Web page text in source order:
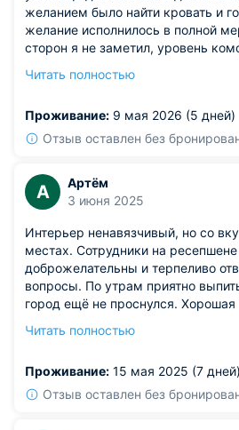
желанием было найти кровать и
желание исполнилось в полной
сторон я не заметил, уровень
необходимым для идеального
демонстрируя высочайшую
Читать полностью
Проживание: 9 мая 2026 (5 дней)
Отзыв оставлен без
А
Артём
3 июня 2025
Интерьер ненавязчивый, но со
местах. Сотрудники на ресепшене
доброжелательны и терпеливо
вопросы. По утрам приятно
город ещё не проснулся.
прогуливались по близлежащим
штору.
Читать полностью
Проживание: 15 мая 2025 (7 дней)
Отзыв оставлен без